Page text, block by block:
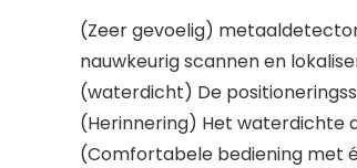
(Zeer gevoelig)
nauwkeurig scannen en
(waterdicht) De
(Herinnering) Het waterdichte
(Comfortabele bediening met